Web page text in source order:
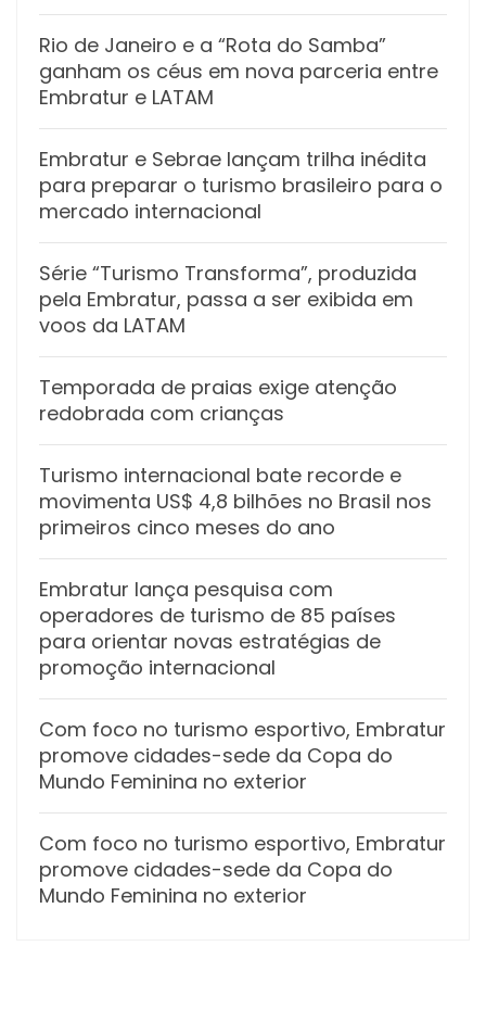
Rio de Janeiro e a “Rota do Samba”
ganham os céus em nova parceria entre
Embratur e LATAM
Embratur e Sebrae lançam trilha inédita
para preparar o turismo brasileiro para o
mercado internacional
Série “Turismo Transforma”, produzida
pela Embratur, passa a ser exibida em
voos da LATAM
Temporada de praias exige atenção
redobrada com crianças
Turismo internacional bate recorde e
movimenta US$ 4,8 bilhões no Brasil nos
primeiros cinco meses do ano
Embratur lança pesquisa com
operadores de turismo de 85 países
para orientar novas estratégias de
promoção internacional
Com foco no turismo esportivo, Embratur
promove cidades-sede da Copa do
Mundo Feminina no exterior
Com foco no turismo esportivo, Embratur
promove cidades-sede da Copa do
Mundo Feminina no exterior